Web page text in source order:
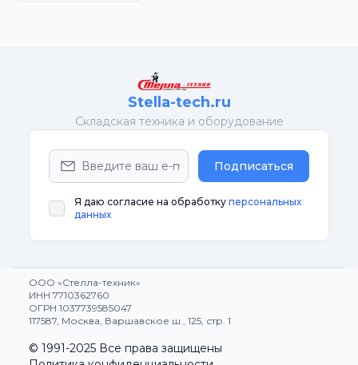
Stella-tech.ru
Cкладская техника и оборудование
Подписаться
Я даю согласие на обработку персональных
данных
ООО «Стелла-техник»
ИНН 7710362760
ОГРН 1037739585047
117587, Москва, Варшавское ш., 125, стр. 1
© 1991-2025 Все права защищены